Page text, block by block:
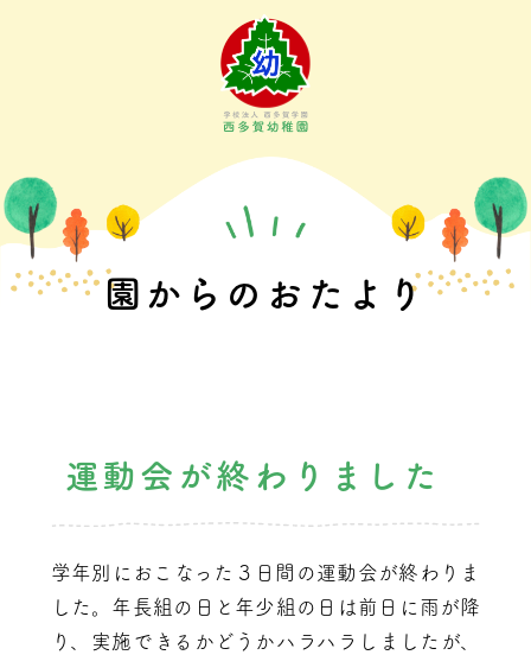
園からのおたより
運動会が終わりました
学年別におこなった３日間の運動会が終わりま
した。年長組の日と年少組の日は前日に雨が降
り、実施できるかどうかハラハラしましたが、